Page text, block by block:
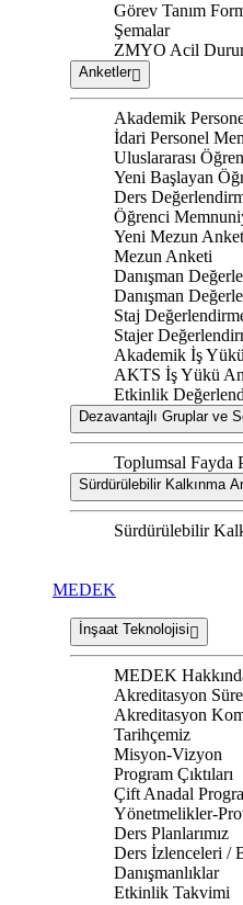
Görev Tanım
Şemalar
ZMYO Acil
Anketler
Akademik
İdari Personel
Uluslararası
Yeni Başlayan
Ders
Öğrenci
Yeni Mezun
Mezun Anketi
Danışman
Danışman
Staj
Stajer
Akademik İş
AKTS İş Yükü
Etkinlik
Dezavantajlı Gruplar ve
Toplumsal Fayda
Sürdürülebilir Kalkınma
Sürdürülebilir
MEDEK
İnşaat Teknolojisi
MEDEK
Akreditasyon
Akreditasyon
Tarihçemiz
Misyon-Vizyon
Program Çıktıları
Çift Anadal
Yönetmelikler-
Ders Planlarımız
Ders İzlenceleri /
Danışmanlıklar
Etkinlik Takvimi